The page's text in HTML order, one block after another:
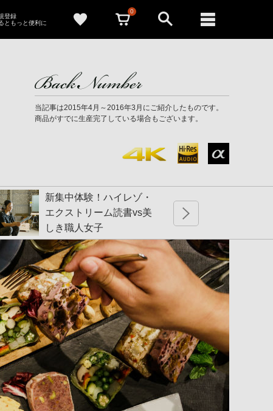
登録
ともっと便利に
0
当記事は2015年4月～2016年3月にご紹介したものです。
商品がすでに生産完了している場合もございます。
新集中体験！ハイレゾ・
エクストリーム読書vs美
しき職人女子